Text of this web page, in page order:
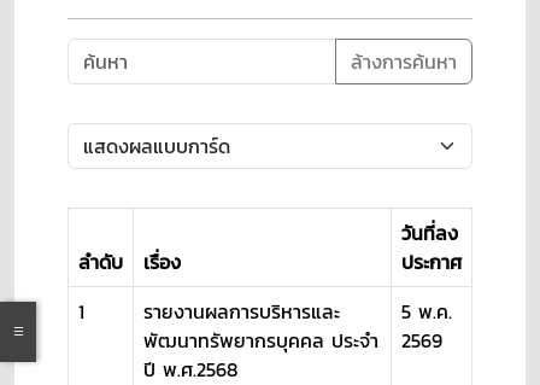
ล้างการค้นหา
ลำดับ เรื่อง
วันที่ลง
ประกาศ
1
รายงานผลการบริหารและ
พัฒนาทรัพยากรบุคคล ประจำ
ปี พ.ศ.2568
5 พ.ค.
2569